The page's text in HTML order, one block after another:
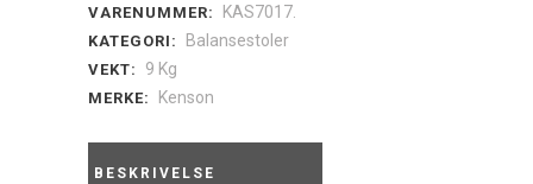
black
quantity
VARENUMMER: KAS7017.
KATEGORI: Balansestoler
VEKT: 9 Kg
MERKE: Kenson
BESKRIVELSE